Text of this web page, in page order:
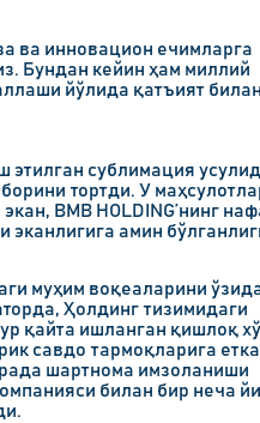
ва инновацион ечимларга
Бундан кейин ҳам миллий
йўлида қатъият билан
сублимация
тортди. У
BMB HOLDING’нинг
амин
муҳим воқеаларини
Ҳолдинг тизимидаги
қайта ишланган қишлоқ
савдо тармоқларига
шартнома имзоланиши
билан бир неча